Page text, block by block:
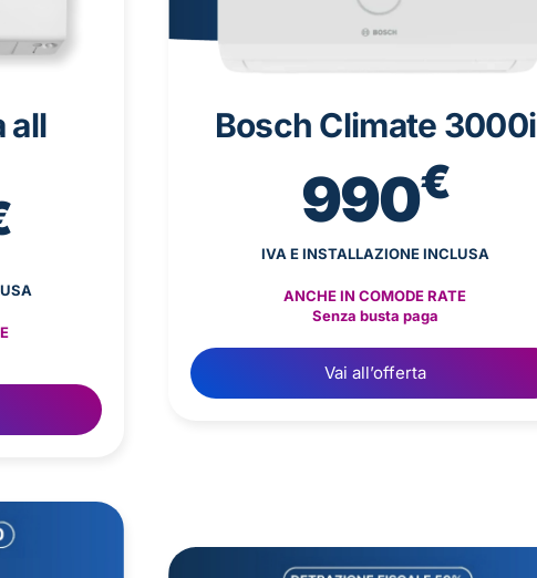
all
Bosch Climate 3000i
990€
IVA E INSTALLAZIONE INCLUSA
ANCHE IN COMODE RATE
Senza busta paga
Vai all’offerta